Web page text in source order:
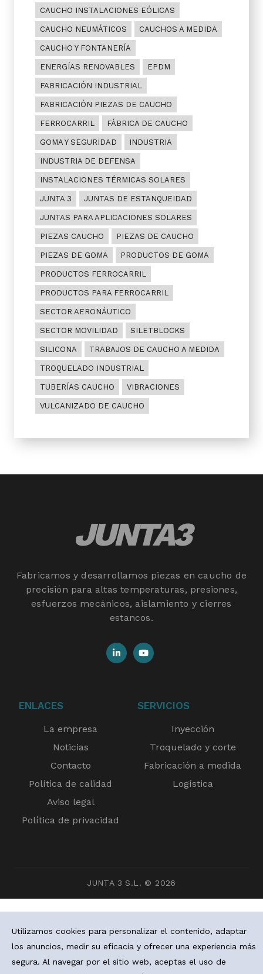
CAUCHO INSTALACIONES EÓLICAS
CAUCHO NEUMÁTICOS CAUCHOS A MEDIDA
CAUCHO Y FONTANERÍA
ENERGÍAS RENOVABLES EPDM
FABRICACIÓN INDUSTRIAL
FABRICACIÓN PIEZAS DE CAUCHO
FERROCARRIL FÁBRICA DE CAUCHO
GOMA Y SEGURIDAD INDUSTRIA
INDUSTRIA DE DEFENSA
INSTALACIONES TÉRMICAS SOLARES
JUNTA 3 JUNTAS DE ESTANQUEIDAD
JUNTAS PARA APLICACIONES SOLARES
PIEZAS CAUCHO PIEZAS DE CAUCHO
PIEZAS DE GOMA PRODUCTOS DE GOMA
PRODUCTOS FERROCARRIL
PRODUCTOS PARA FERROCARRIL
SECTOR AERONÁUTICO
SECTOR MOVILIDAD SILETBLOCKS
SILICONA TRABAJOS DE CAUCHO A MEDIDA
TROQUELADO INDUSTRIAL
TUBERÍAS CAUCHO VIBRACIONES
VULCANIZADO DE CAUCHO
JUNTA3
Fabricamos y desarrollamos piezas en caucho de
precisión para altas temperaturas, presiones,
esfuerzos mecánicos, aislamiento y cierres
estancos.
ENLACES
La empresa
Noticias
Contacto
Política de calidad
Aviso legal
Política de privacidad
SERVICIOS
Inyección
Troquelado y corte
Fabricación a medida
Logística
JUNTA 3 S.L. © 2026
Utilizamos cookies para personalizar el contenido, adaptar
los anuncios, medir su eficacia y ofrecer una experiencia más
segura. Al navegar por el sitio web, aceptas el uso de